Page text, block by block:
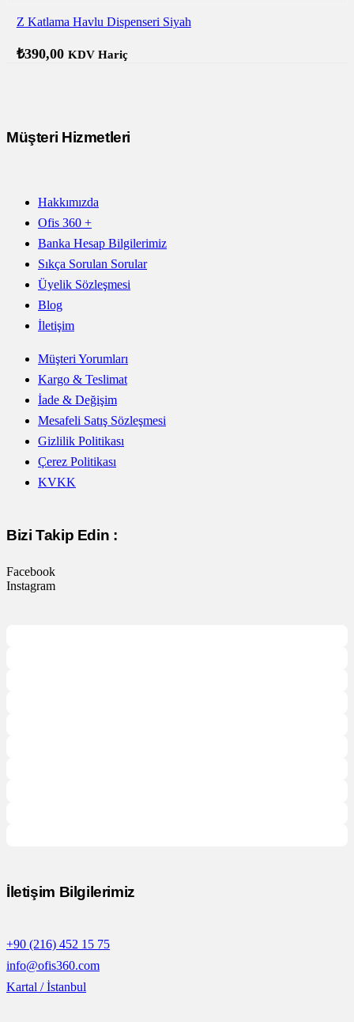
Z Katlama Havlu Dispenseri Siyah
₺390,00 KDV Hariç
Müşteri Hizmetleri
Hakkımızda
Ofis 360 +
Banka Hesap Bilgilerimiz
Sıkça Sorulan Sorular
Üyelik Sözleşmesi
Blog
İletişim
Müşteri Yorumları
Kargo & Teslimat
İade & Değişim
Mesafeli Satış Sözleşmesi
Gizlilik Politikası
Çerez Politikası
KVKK
Bizi Takip Edin :
Facebook
Instagram
İletişim Bilgilerimiz
+90 (216) 452 15 75
info@ofis360.com
Kartal / İstanbul